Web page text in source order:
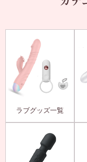
ラブグッズ一覧